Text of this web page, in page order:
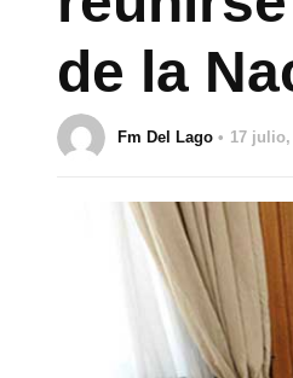
de la
Fm Del Lago 17 julio,